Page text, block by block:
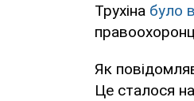
Трухіна було
Як
Це сталося